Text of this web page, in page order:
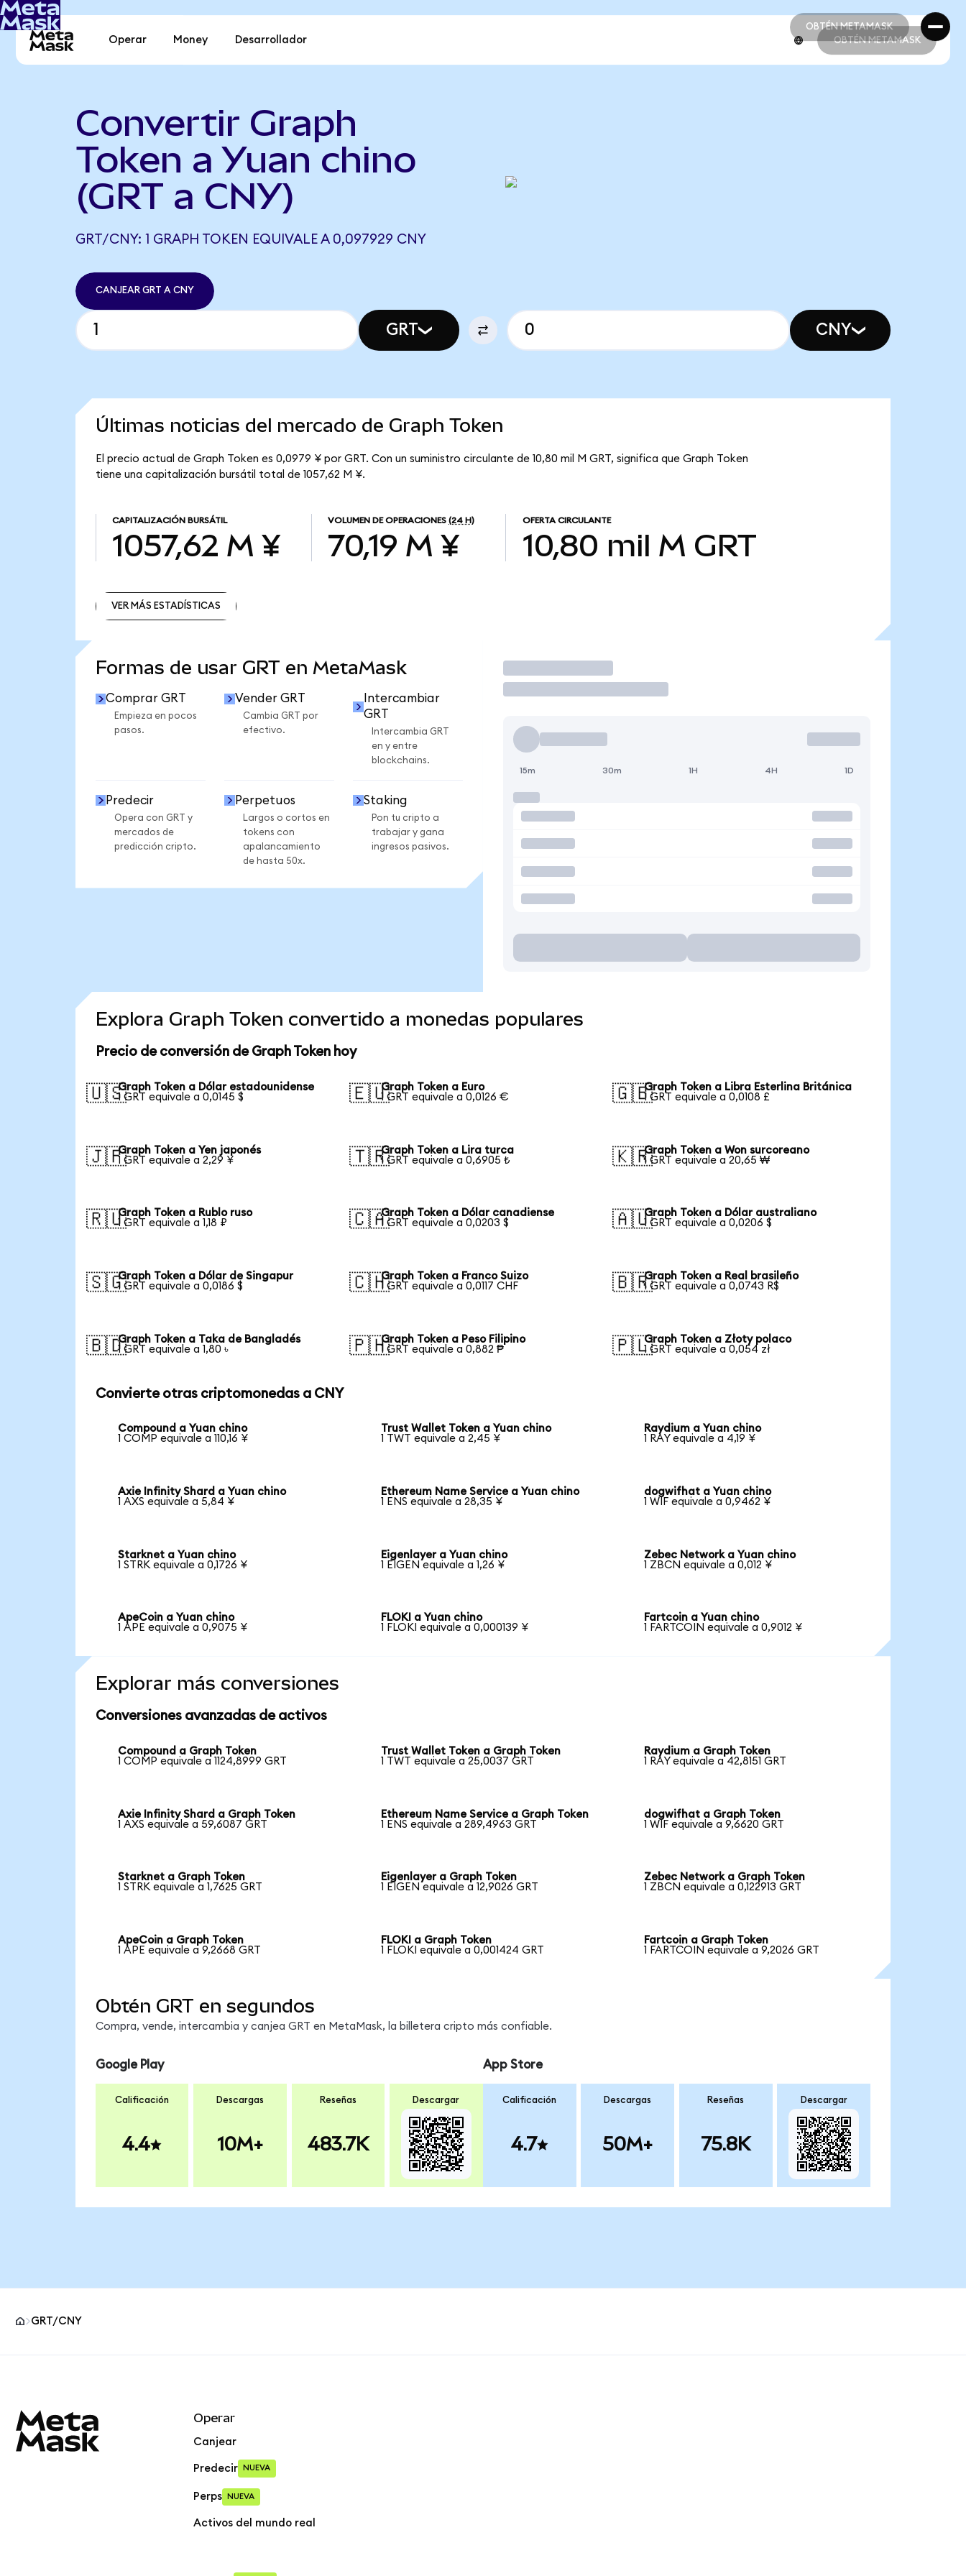
OBTÉN METAMASK
OBTÉN METAMASK
Operar Money Desarrollador OBTÉN METAMASK
Convertir Graph
Token a Yuan chino
(GRT a CNY)
GRT/CNY: 1 GRAPH TOKEN EQUIVALE A 0,097929 CNY
CANJEAR GRT A CNY
GRT CNY
Últimas noticias del mercado de Graph Token
El precio actual de Graph Token es 0,0979 ¥ por GRT. Con un suministro circulante de 10,80 mil M GRT, significa que Graph Token
tiene una capitalización bursátil total de 1057,62 M ¥.
CAPITALIZACIÓN BURSÁTIL
1057,62 M ¥
VOLUMEN DE OPERACIONES (24 H)
70,19 M ¥
OFERTA CIRCULANTE
10,80 mil M GRT
VER MÁS ESTADÍSTICAS
Formas de usar GRT en MetaMask
Comprar GRT
Empieza en pocos
pasos.
Vender GRT
Cambia GRT por
efectivo.
Intercambiar
GRT
Intercambia GRT
en y entre
blockchains.
Predecir
Opera con GRT y
mercados de
predicción cripto.
Perpetuos
Largos o cortos en
tokens con
apalancamiento
de hasta 50x.
Staking
Pon tu cripto a
trabajar y gana
ingresos pasivos.
Operar
15m 30m 1H 4H 1D
Explora Graph Token convertido a monedas populares
Precio de conversión de Graph Token hoy
🇺🇸Graph Token a Dólar estadounidense
1 GRT equivale a 0,0145 $
🇪🇺Graph Token a Euro
1 GRT equivale a 0,0126 €
🇬🇧Graph Token a Libra Esterlina Británica
1 GRT equivale a 0,0108 £
🇯🇵Graph Token a Yen japonés
1 GRT equivale a 2,29 ¥
🇹🇷Graph Token a Lira turca
1 GRT equivale a 0,6905 ₺
🇰🇷Graph Token a Won surcoreano
1 GRT equivale a 20,65 ₩
🇷🇺Graph Token a Rublo ruso
1 GRT equivale a 1,18 ₽
🇨🇦Graph Token a Dólar canadiense
1 GRT equivale a 0,0203 $
🇦🇺Graph Token a Dólar australiano
1 GRT equivale a 0,0206 $
🇸🇬Graph Token a Dólar de Singapur
1 GRT equivale a 0,0186 $
🇨🇭Graph Token a Franco Suizo
1 GRT equivale a 0,0117 CHF
🇧🇷Graph Token a Real brasileño
1 GRT equivale a 0,0743 R$
🇧🇩Graph Token a Taka de Bangladés
1 GRT equivale a 1,80 ৳
🇵🇭Graph Token a Peso Filipino
1 GRT equivale a 0,882 ₱
🇵🇱Graph Token a Złoty polaco
1 GRT equivale a 0,054 zł
Convierte otras criptomonedas a CNY
Compound a Yuan chino
1 COMP equivale a 110,16 ¥
Trust Wallet Token a Yuan chino
1 TWT equivale a 2,45 ¥
Raydium a Yuan chino
1 RAY equivale a 4,19 ¥
Axie Infinity Shard a Yuan chino
1 AXS equivale a 5,84 ¥
Ethereum Name Service a Yuan chino
1 ENS equivale a 28,35 ¥
dogwifhat a Yuan chino
1 WIF equivale a 0,9462 ¥
Starknet a Yuan chino
1 STRK equivale a 0,1726 ¥
Eigenlayer a Yuan chino
1 EIGEN equivale a 1,26 ¥
Zebec Network a Yuan chino
1 ZBCN equivale a 0,012 ¥
ApeCoin a Yuan chino
1 APE equivale a 0,9075 ¥
FLOKI a Yuan chino
1 FLOKI equivale a 0,000139 ¥
Fartcoin a Yuan chino
1 FARTCOIN equivale a 0,9012 ¥
Explorar más conversiones
Conversiones avanzadas de activos
Compound a Graph Token
1 COMP equivale a 1124,8999 GRT
Trust Wallet Token a Graph Token
1 TWT equivale a 25,0037 GRT
Raydium a Graph Token
1 RAY equivale a 42,8151 GRT
Axie Infinity Shard a Graph Token
1 AXS equivale a 59,6087 GRT
Ethereum Name Service a Graph Token
1 ENS equivale a 289,4963 GRT
dogwifhat a Graph Token
1 WIF equivale a 9,6620 GRT
Starknet a Graph Token
1 STRK equivale a 1,7625 GRT
Eigenlayer a Graph Token
1 EIGEN equivale a 12,9026 GRT
Zebec Network a Graph Token
1 ZBCN equivale a 0,122913 GRT
ApeCoin a Graph Token
1 APE equivale a 9,2668 GRT
FLOKI a Graph Token
1 FLOKI equivale a 0,001424 GRT
Fartcoin a Graph Token
1 FARTCOIN equivale a 9,2026 GRT
Obtén GRT en segundos
Compra, vende, intercambia y canjea GRT en MetaMask, la billetera cripto más confiable.
Google Play
Calificación
4.4
Descargas
10M+
Reseñas
483.7K
Descargar
App Store
Calificación
4.7
Descargas
50M+
Reseñas
75.8K
Descargar
GRT/CNY
Operar
Canjear
Predecir NUEVA
Perps NUEVA
Activos del mundo real